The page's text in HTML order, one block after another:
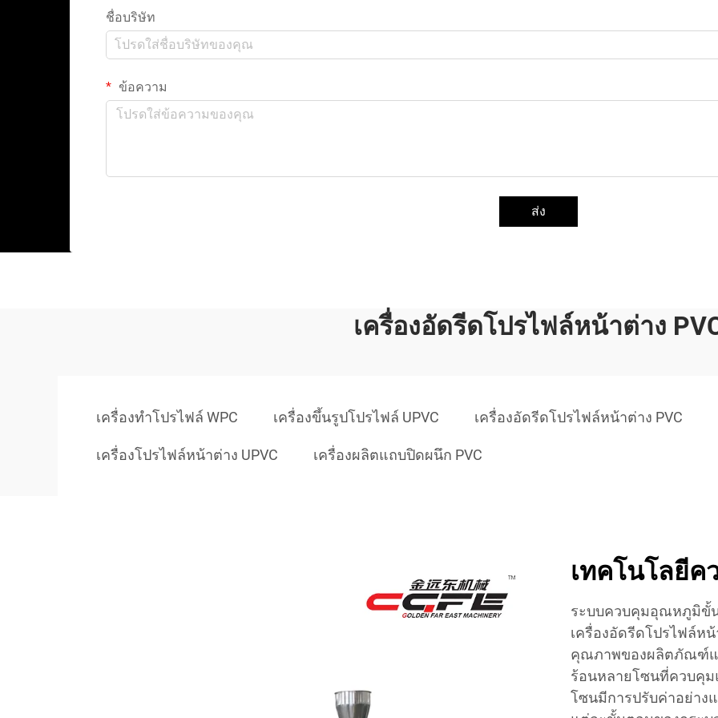
ชื่อบริษัท
ข้อความ
ส่ง
เครื่องอัดรีดโปรไฟล์หน้าต่าง
เครื่องทำโปรไฟล์ WPC เครื่องขึ้นรูปโปรไฟล์ UPVC เครื่องอัดรีดโปรไฟล์หน้าต่าง PVC
เครื่องโปรไฟล์หน้าต่าง UPVC เครื่องผลิตแถบปิดผนึก PVC
เทคโนโลยี
ระบบควบคุมอุณหภูมิขั้
เครื่องอัดรีดโปรไฟล์ห
คุณภาพของผลิตภัณฑ์แ
ร้อนหลายโซนที่ควบคุ
โซนมีการปรับค่าอย่าง